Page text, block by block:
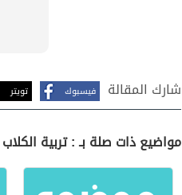
شارك المقالة فيسبوك تويتر
مواضيع ذات صلة بـ : تربية